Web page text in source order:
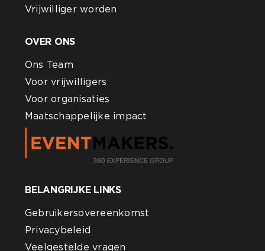
Vrijwilliger worden
OVER ONS
Ons Team
Voor vrijwilligers
Voor organisaties
Maatschappelijke impact
BELANGRIJKE LINKS
Gebruikersovereenkomst
Privacybeleid
Veelgestelde vragen